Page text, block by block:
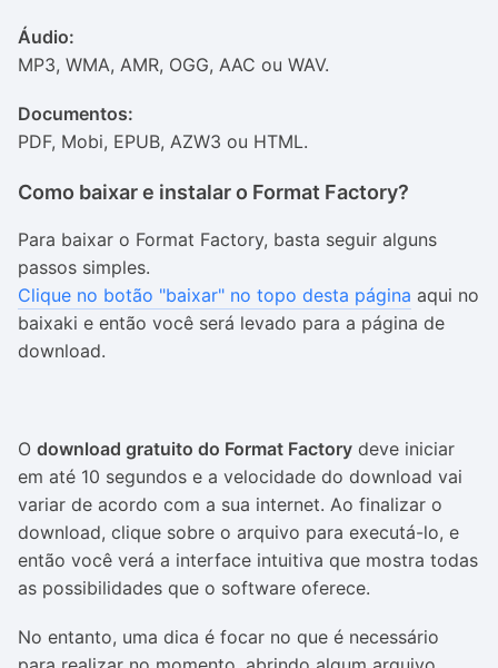
Áudio:
MP3, WMA, AMR, OGG, AAC ou WAV.
Documentos:
PDF, Mobi, EPUB, AZW3 ou HTML.
Como baixar e instalar o Format Factory?
Para baixar o Format Factory, basta seguir alguns
passos simples.
Clique no botão "baixar" no topo desta página aqui no
baixaki e então você será levado para a página de
download.
O download gratuito do Format Factory deve iniciar
em até 10 segundos e a velocidade do download vai
variar de acordo com a sua internet. Ao finalizar o
download, clique sobre o arquivo para executá-lo, e
então você verá a interface intuitiva que mostra todas
as possibilidades que o software oferece.
No entanto, uma dica é focar no que é necessário